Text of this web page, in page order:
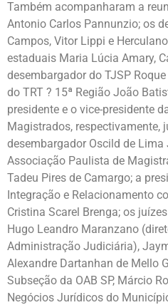
Também acompanharam a
Antonio Carlos Pannunzio; os
Campos, Vitor Lippi e
estaduais Maria Lúcia Amary,
desembargador do TJSP
do TRT ? 15ª Região João
presidente e o vice-presidente
Magistrados, respectivamente,
desembargador Oscild de
Associação Paulista de
Tadeu Pires de Camargo; a
Integração e Relacionamento
Cristina Scarel Brenga; os
Hugo Leandro Maranzano
Administração Judiciária),
Alexandre Dartanhan de Mello
Subseção da OAB SP, Márcio
Negócios Jurídicos do